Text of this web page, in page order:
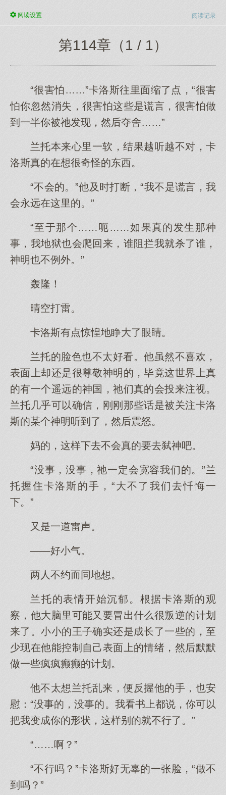
阅读记录
阅读设置
第114章（1 / 1）
“很害怕……”卡洛斯往里面缩了点，“很害
怕你忽然消失，很害怕这些是谎言，很害怕做
到一半你被祂发现，然后夺舍……”
兰托本来心里一软，结果越听越不对，卡
洛斯真的在想很奇怪的东西。
“不会的。”他及时打断，“我不是谎言，我
会永远在这里的。”
“至于那个……呃……如果真的发生那种
事，我地狱也会爬回来，谁阻拦我就杀了谁，
神明也不例外。”
轰隆！
晴空打雷。
卡洛斯有点惊惶地睁大了眼睛。
兰托的脸色也不太好看。他虽然不喜欢，
表面上却还是很尊敬神明的，毕竟这世界上真
的有一个遥远的神国，祂们真的会投来注视。
兰托几乎可以确信，刚刚那些话是被关注卡洛
斯的某个神明听到了，然后震怒。
妈的，这样下去不会真的要去弑神吧。
“没事，没事，祂一定会宽容我们的。”兰
托握住卡洛斯的手，“大不了我们去忏悔一
下。”
又是一道雷声。
——好小气。
两人不约而同地想。
兰托的表情开始沉郁。根据卡洛斯的观
察，他大脑里可能又要冒出什么很叛逆的计划
来了。小小的王子确实还是成长了一些的，至
少现在他能控制自己表面上的情绪，然后默默
做一些疯疯癫癫的计划。
他不太想兰托乱来，便反握他的手，也安
慰：“没事的，没事的。我看书上都说，你可以
把我变成你的形状，这样别的就不行了。”
“……啊？”
“不行吗？”卡洛斯好无辜的一张脸，“做不
到吗？”